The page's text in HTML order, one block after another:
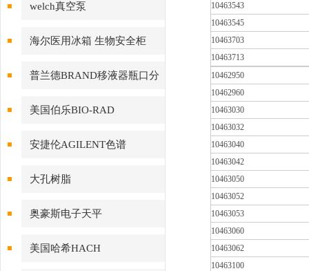
welch真空泵
海尔医用冰箱 生物安全柜
普兰德BRAND移液器瓶口分
配器
美国伯乐BIO-RAD
安捷伦AGILENT色谱
大孔树脂
奥豪斯电子天平
美国哈希HACH
10463543
10463545
10463703
10463713
10462950
10462960
10463030
10463032
10463040
10463042
10463050
10463052
10463053
10463060
10463062
10463100